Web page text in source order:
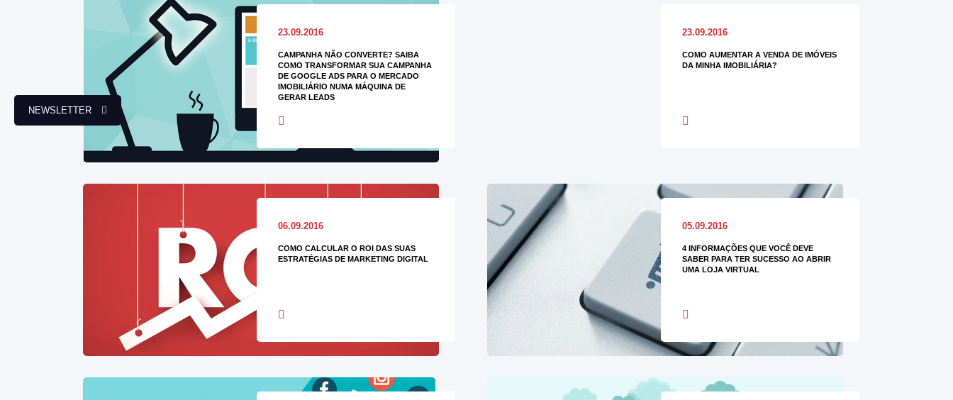
NEWSLETTER
23.09.2016
CAMPANHA NÃO CONVERTE? SAIBA
COMO TRANSFORMAR SUA CAMPANHA
DE GOOGLE ADS PARA O MERCADO
IMOBILIÁRIO NUMA MÁQUINA DE
GERAR LEADS
23.09.2016
COMO AUMENTAR A VENDA DE IMÓVEIS
DA MINHA IMOBILIÁRIA?
06.09.2016
COMO CALCULAR O ROI DAS SUAS
ESTRATÉGIAS DE MARKETING DIGITAL
05.09.2016
4 INFORMAÇÕES QUE VOCÊ DEVE
SABER PARA TER SUCESSO AO ABRIR
UMA LOJA VIRTUAL